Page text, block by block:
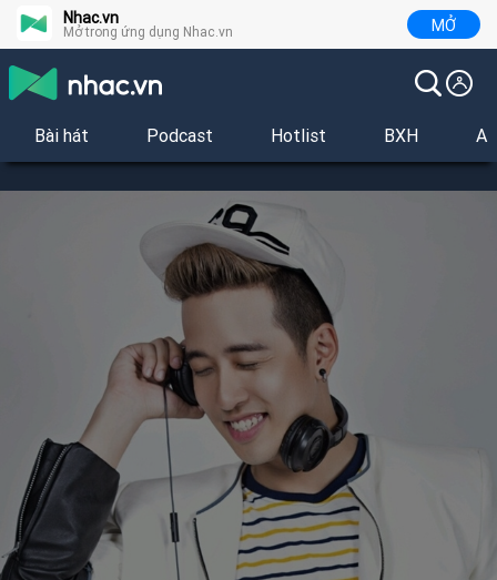
Nhac.vn
Mở trong ứng dụng Nhac.vn MỞ
Bài hát Podcast Hotlist BXH